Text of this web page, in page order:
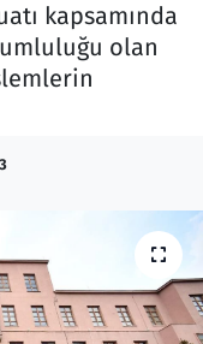
kapsamında
olan